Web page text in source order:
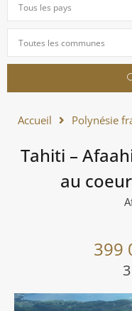
Tous les pays
Toutes les communes
Accueil Polynésie
Tahiti –
au
399